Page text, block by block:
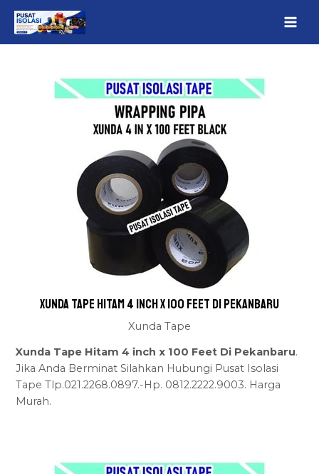
Xunda Tape Hitam 4 inch x 100 Feet Di Pekanbaru
Xunda Tape
Xunda Tape Hitam 4 inch x 100 Feet Di Pekanbaru.
Jika Anda Berminat Silahkan Hubungi Pusat Isolasi
Tape Tlp.021.2268.0897.-Hp. 0812.2222.9003. Harga
Murah.
navigation